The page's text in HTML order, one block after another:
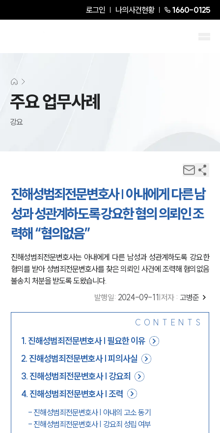
로그인 나의사건현황 1660-0125
주요 업무사례
강요
진해성범죄전문변호사 | 아내에게 다른 남
성과 성관계하도록 강요한 혐의 의뢰인 조
력해 “혐의없음”
진해성범죄전문변호사는 아내에게 다른 남성과 성관계하도록 강요한
혐의를 받아 성범죄전문변호사를 찾은 의뢰인 사건에 조력해 혐의없음
불송치 처분을 받도록 도왔습니다.
발행일: 2024-09-11 저자 : 고병준
CONTENTS
1. 진해성범죄전문변호사 | 필요한 이유
2. 진해성범죄전문변호사 | 피의사실
3. 진해성범죄전문변호사 | 강요죄
4. 진해성범죄전문변호사 | 조력
- 진해성범죄전문변호사 | 아내의 고소 동기
- 진해성범죄전문변호사 | 강요죄 성립 여부